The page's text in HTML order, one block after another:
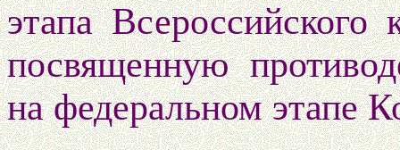
этапа
посвященную
на федеральном этапе